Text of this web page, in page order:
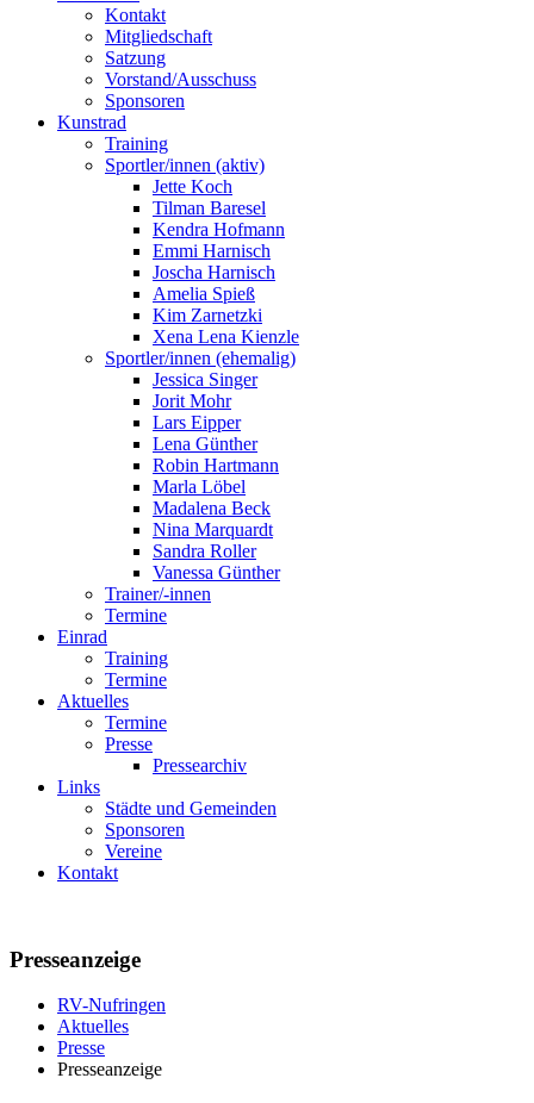
Kontakt
Mitgliedschaft
Satzung
Vorstand/Ausschuss
Sponsoren
Kunstrad
Training
Sportler/innen (aktiv)
Jette Koch
Tilman Baresel
Kendra Hofmann
Emmi Harnisch
Joscha Harnisch
Amelia Spieß
Kim Zarnetzki
Xena Lena Kienzle
Sportler/innen (ehemalig)
Jessica Singer
Jorit Mohr
Lars Eipper
Lena Günther
Robin Hartmann
Marla Löbel
Madalena Beck
Nina Marquardt
Sandra Roller
Vanessa Günther
Trainer/-innen
Termine
Einrad
Training
Termine
Aktuelles
Termine
Presse
Pressearchiv
Links
Städte und Gemeinden
Sponsoren
Vereine
Kontakt
Presseanzeige
RV-Nufringen
Aktuelles
Presse
Presseanzeige